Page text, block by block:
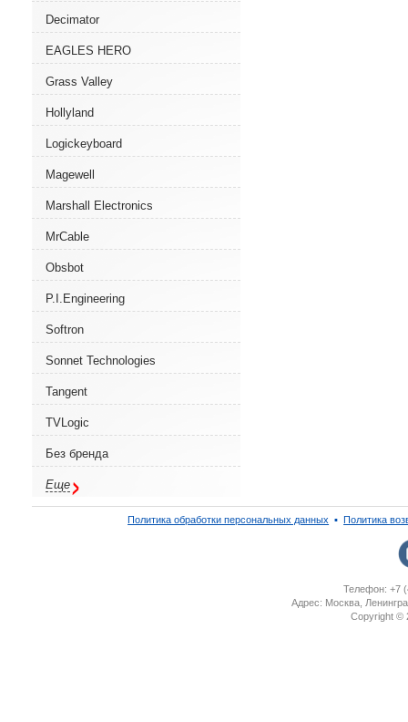
Decimator
EAGLES HERO
Grass Valley
Hollyland
Logickeyboard
Magewell
Marshall Electronics
MrCable
Obsbot
P.I.Engineering
Softron
Sonnet Technologies
Tangent
TVLogic
Без бренда
Еще
Политика обработки персональных данных ▪ Политика
Телефон: +7
Адрес: Москва,
Copyright ©